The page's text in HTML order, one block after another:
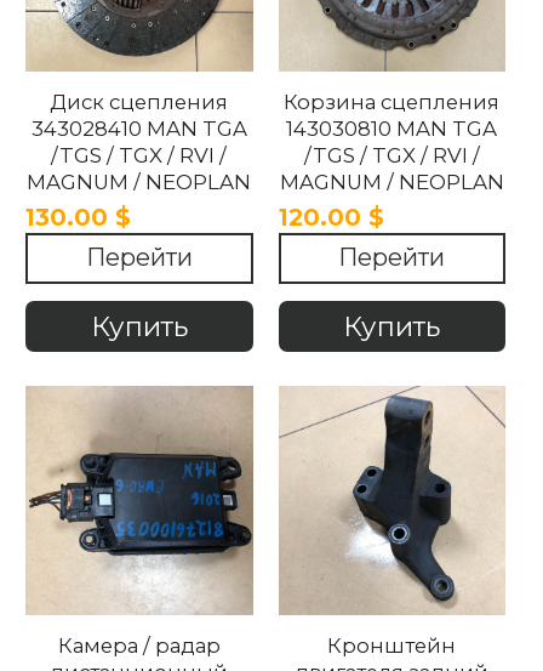
Диск сцепления
343028410 MAN TGA
/TGS / TGX / RVI /
MAGNUM / NEOPLAN
EVRO 5/ 6 2007-2021.
130.00 $
Перейти
Купить
Корзина сцепления
143030810 MAN TGA
/TGS / TGX / RVI /
MAGNUM / NEOPLAN
2007-2021
120.00 $
Перейти
Купить
Камера / радар
Кронштейн